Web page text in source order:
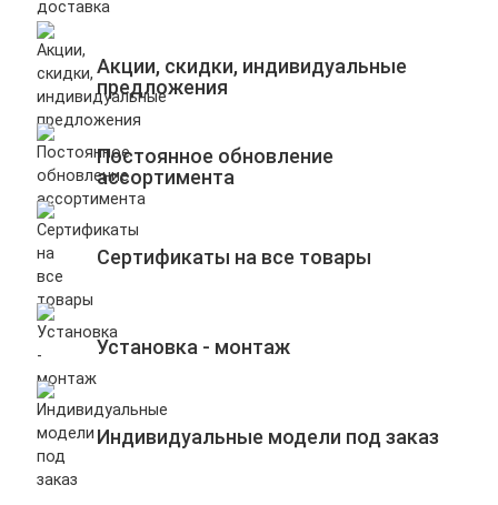
Акции, скидки, индивидуальные
предложения
Постоянное обновление
ассортимента
Сертификаты на все товары
Установка - монтаж
Индивидуальные модели под заказ